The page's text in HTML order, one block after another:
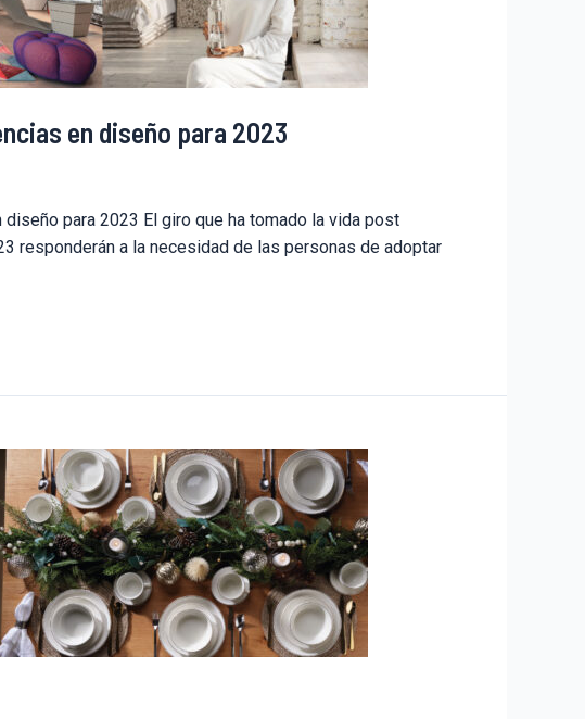
en diseño para 2023
para 2023 El giro que ha tomado la vida post
responderán a la necesidad de las personas de adoptar